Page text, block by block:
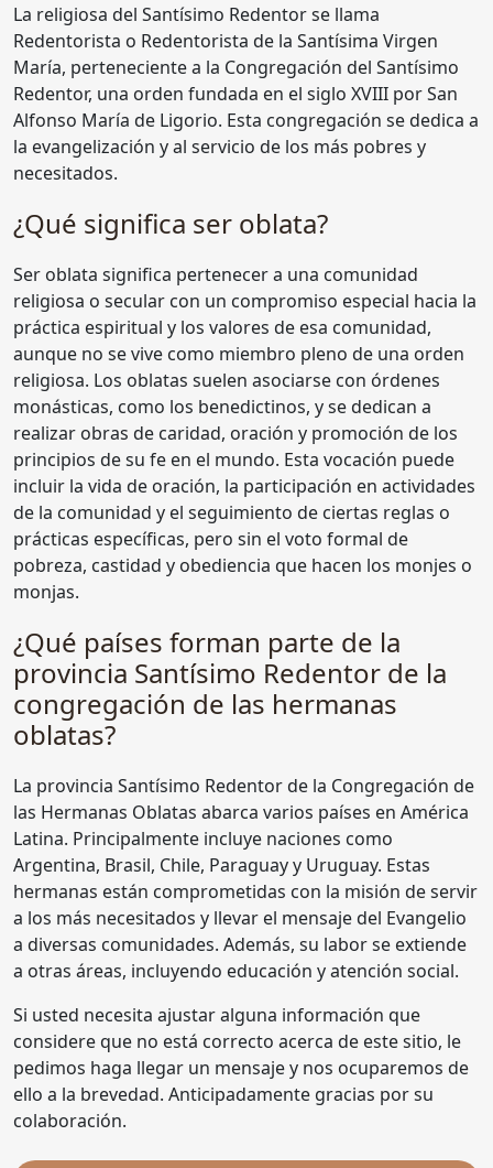
La religiosa del Santísimo Redentor se llama
Redentorista o Redentorista de la Santísima Virgen
María, perteneciente a la Congregación del Santísimo
Redentor, una orden fundada en el siglo XVIII por San
Alfonso María de Ligorio. Esta congregación se dedica a
la evangelización y al servicio de los más pobres y
necesitados.
¿Qué significa ser oblata?
Ser oblata significa pertenecer a una comunidad
religiosa o secular con un compromiso especial hacia la
práctica espiritual y los valores de esa comunidad,
aunque no se vive como miembro pleno de una orden
religiosa. Los oblatas suelen asociarse con órdenes
monásticas, como los benedictinos, y se dedican a
realizar obras de caridad, oración y promoción de los
principios de su fe en el mundo. Esta vocación puede
incluir la vida de oración, la participación en actividades
de la comunidad y el seguimiento de ciertas reglas o
prácticas específicas, pero sin el voto formal de
pobreza, castidad y obediencia que hacen los monjes o
monjas.
¿Qué países forman parte de la
provincia Santísimo Redentor de la
congregación de las hermanas
oblatas?
La provincia Santísimo Redentor de la Congregación de
las Hermanas Oblatas abarca varios países en América
Latina. Principalmente incluye naciones como
Argentina, Brasil, Chile, Paraguay y Uruguay. Estas
hermanas están comprometidas con la misión de servir
a los más necesitados y llevar el mensaje del Evangelio
a diversas comunidades. Además, su labor se extiende
a otras áreas, incluyendo educación y atención social.
Si usted necesita ajustar alguna información que
considere que no está correcto acerca de este sitio, le
pedimos haga llegar un mensaje y nos ocuparemos de
ello a la brevedad. Anticipadamente gracias por su
colaboración.